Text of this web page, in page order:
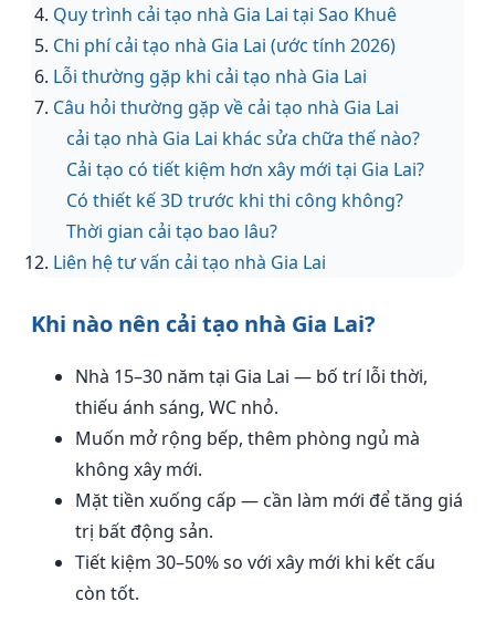
Quy trình cải tạo nhà Gia Lai tại Sao Khuê
Chi phí cải tạo nhà Gia Lai (ước tính 2026)
Lỗi thường gặp khi cải tạo nhà Gia Lai
Câu hỏi thường gặp về cải tạo nhà Gia Lai
cải tạo nhà Gia Lai khác sửa chữa thế nào?
Cải tạo có tiết kiệm hơn xây mới tại Gia Lai?
Có thiết kế 3D trước khi thi công không?
Thời gian cải tạo bao lâu?
Liên hệ tư vấn cải tạo nhà Gia Lai
Khi nào nên cải tạo nhà Gia Lai?
Nhà 15–30 năm tại Gia Lai — bố trí lỗi thời,
thiếu ánh sáng, WC nhỏ.
Muốn mở rộng bếp, thêm phòng ngủ mà
không xây mới.
Mặt tiền xuống cấp — cần làm mới để tăng giá
trị bất động sản.
Tiết kiệm 30–50% so với xây mới khi kết cấu
còn tốt.